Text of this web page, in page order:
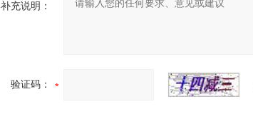
补充说明：
验证码：